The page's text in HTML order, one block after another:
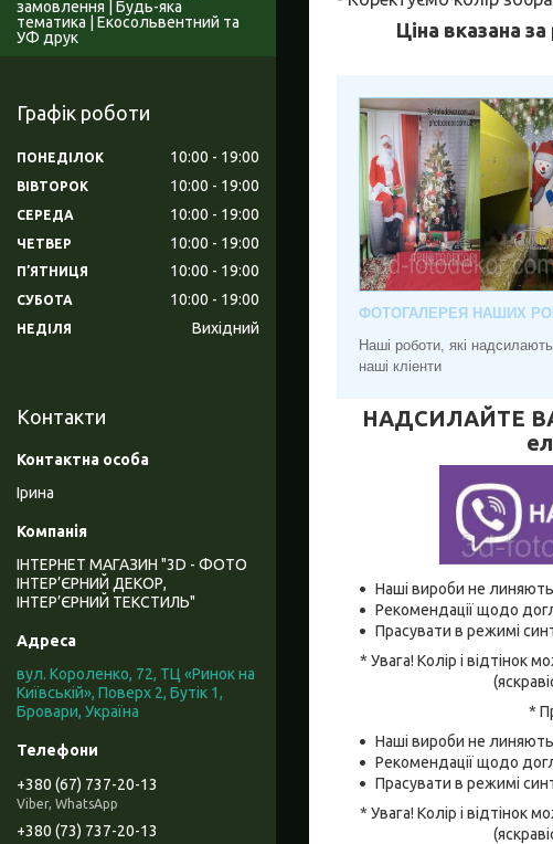
Ціна вказана
ФОТОГАЛЕРЕЯ НАШИХ
Наші роботи, які
наші кліенти
НАДСИЛАЙТЕ
Наші вироби не линяють
Рекомендації щодо
Прасувати в режимі
* Увага! Колір і відтінок
*
Наші вироби не линяють
Рекомендації щодо
Прасувати в режимі
* Увага! Колір і відтінок
замовлення | Будь-яка
тематика | Екосольвентний та
УФ друк
Графік роботи
ПОНЕДІЛОК 10:00 19:00
ВІВТОРОК 10:00 19:00
СЕРЕДА 10:00 19:00
ЧЕТВЕР 10:00 19:00
ПʼЯТНИЦЯ 10:00 19:00
СУБОТА 10:00 19:00
НЕДІЛЯ Вихідний
Контакти
Ірина
ІНТЕРНЕТ МАГАЗИН "3D - ФОТО
ІНТЕР’ЄРНИЙ ДЕКОР,
ІНТЕР’ЄРНИЙ ТЕКСТИЛЬ"
вул. Короленко, 72, ТЦ «Ринок на
Київській», Поверх 2, Бутік 1,
Бровари, Україна
+380 (67) 737-20-13
Viber, WhatsApp
+380 (73) 737-20-13